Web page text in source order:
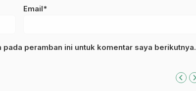
Email*
peramban ini untuk komentar saya berikutnya.